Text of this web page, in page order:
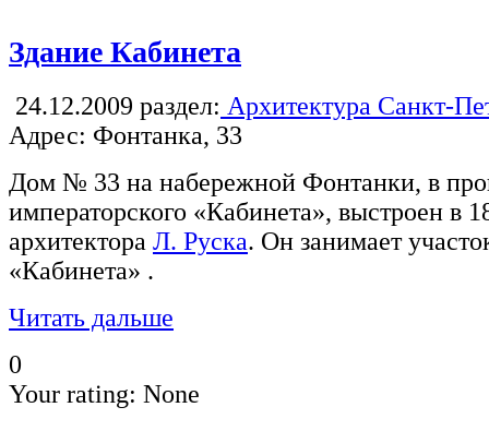
Здание Кабинета
24.12.2009 раздел: Архитектура Санкт-
Адрес: Фонтанка, 33
Дом № 33 на набережной Фонтанки, в
императорского «Кабинета», выстроен в
архитектора Л. Руска. Он занимает
«Кабинета» .
Читать дальше
0
Your rating: None